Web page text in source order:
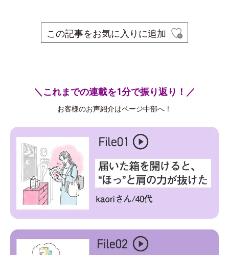
この記事をお気に入りに追加
＼これまでの連載を1分で振り返り！／
お客様のお声紹介はページ中部へ！